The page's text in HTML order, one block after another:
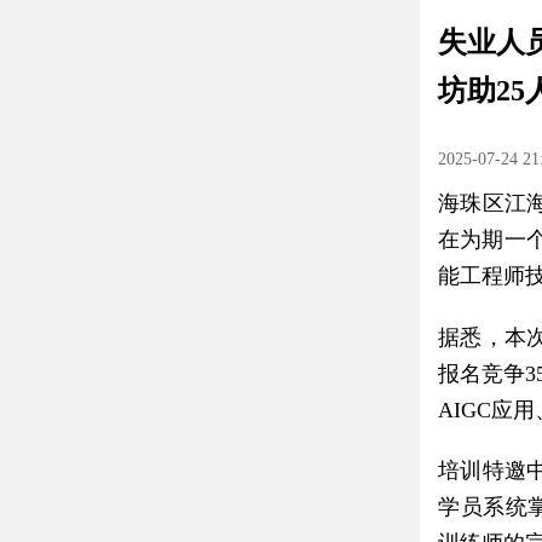
失业人
坊助25
2025-07-24
海珠区江
在为期一
能工程师
据悉，本
报名竞争
AIGC应用
培训特邀
学员系统